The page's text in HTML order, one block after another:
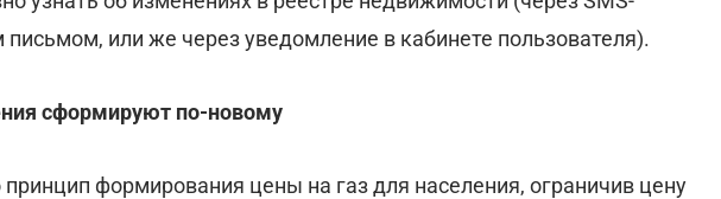
или же через уведомление в кабинете пользователя).
сформируют по-новому
формирования цены на газ для населения, ограничив цену